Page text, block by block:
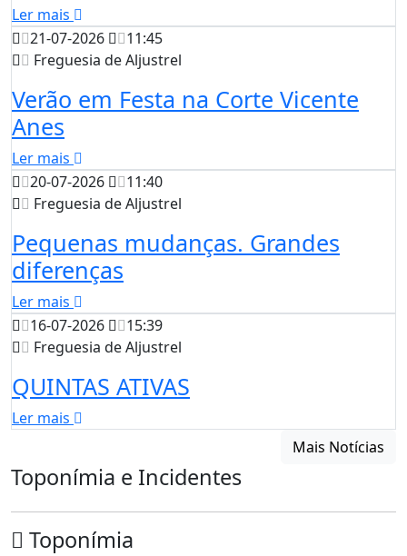
Ler mais
21-07-2026
11:45
Freguesia de Aljustrel
Verão em Festa na Corte Vicente
Anes
Ler mais
20-07-2026
11:40
Freguesia de Aljustrel
Pequenas mudanças. Grandes
diferenças
Ler mais
16-07-2026
15:39
Freguesia de Aljustrel
QUINTAS ATIVAS
Ler mais
Mais Notícias
Toponímia e Incidentes
Toponímia